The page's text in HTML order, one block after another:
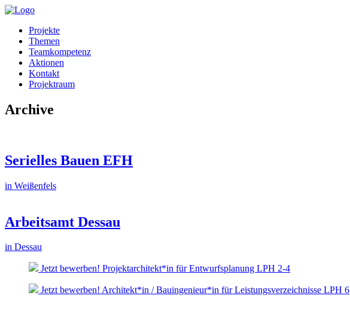
Projekte
Themen
Teamkompetenz
Aktionen
Kontakt
Projektraum
Archive
Serielles Bauen EFH
in Weißenfels
Arbeitsamt Dessau
in Dessau
Jetzt bewerben! Projektarchitekt*in für Entwurfsplanung LPH 2-4
Jetzt bewerben! Architekt*in / Bauingenieur*in für Leistungsverzeichnisse LPH 6